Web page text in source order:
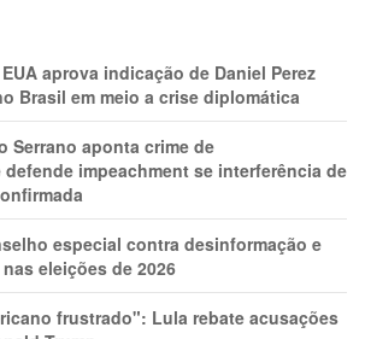
aprova indicação de Daniel Perez
Brasil em meio a crise diplomática
Serrano aponta crime de
impeachment se interferência de
especial contra desinformação e
eleições de 2026
frustrado": Lula rebate acusações